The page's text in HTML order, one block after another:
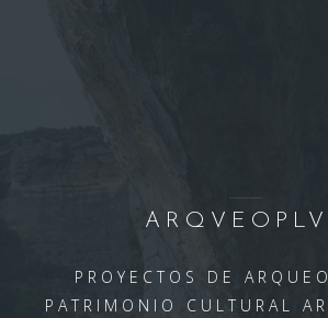
PROYECTOS DE
PATRIMONIO CULTURAL